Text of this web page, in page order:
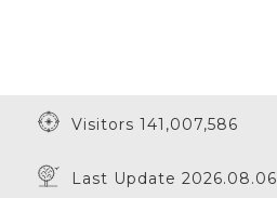
Visitors 141,007,586
Last Update 2026.08.06